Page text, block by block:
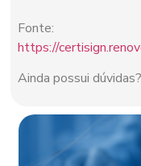
Fonte:
https://
Ainda possui dúvidas?